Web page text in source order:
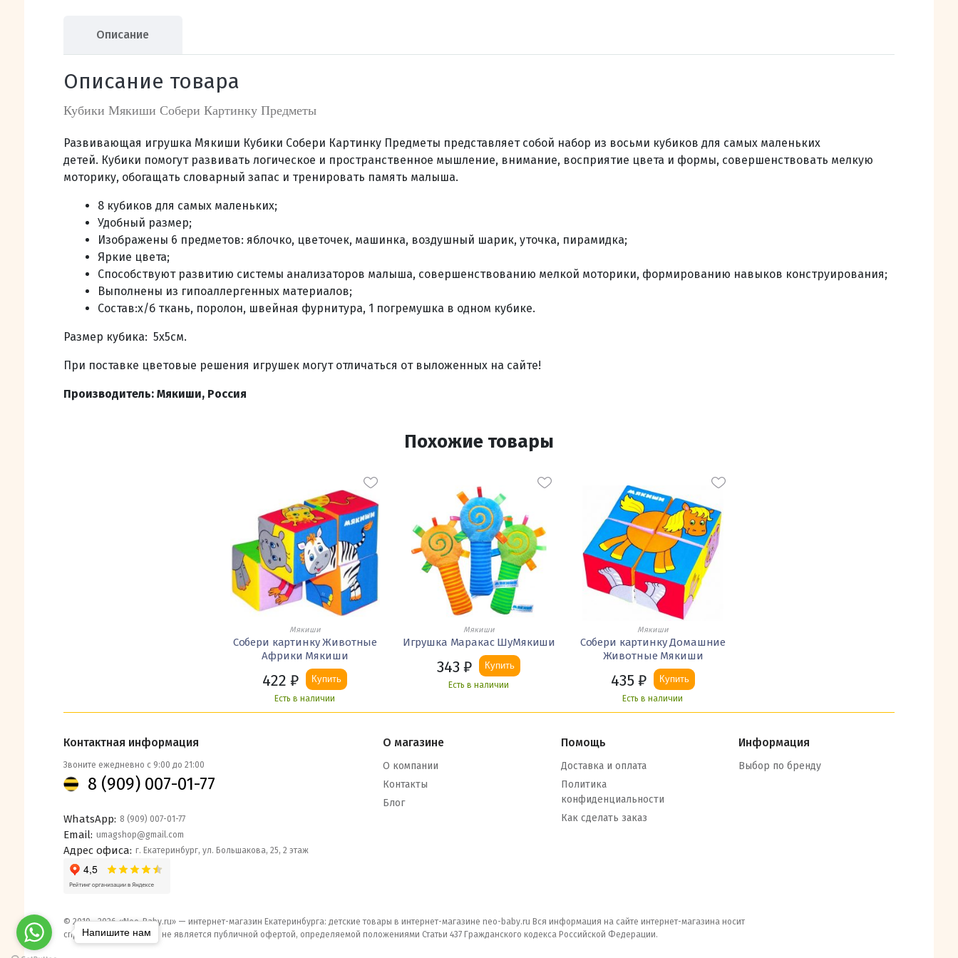
Описание
Описание товара
Кубики Мякиши Собери Картинку Предметы
Развивающая игрушка Мякиши Кубики Собери Картинку Предметы представляет собой набор из восьми кубиков для самых маленьких
детей. Кубики помогут развивать логическое и пространственное мышление, внимание, восприятие цвета и формы, совершенствовать мелкую
моторику, обогащать словарный запас и тренировать память малыша.
8 кубиков для самых маленьких;
Удобный размер;
Изображены 6 предметов: яблочко, цветочек, машинка, воздушный шарик, уточка, пирамидка;
Яркие цвета;
Способствуют развитию системы анализаторов малыша, совершенствованию мелкой моторики, формированию навыков конструирования;
Выполнены из гипоаллергенных материалов;
Состав:х/б ткань, поролон, швейная фурнитура, 1 погремушка в одном кубике.
Размер кубика: 5х5см.
При поставке цветовые решения игрушек могут отличаться от выложенных на сайте!
Производитель: Мякиши, Россия
Похожие товары
Мякиши
Собери картинку Животные
Африки Мякиши
422 ₽ Купить
Есть в наличии
Мякиши
Игрушка Маракас ШуМякиши
343 ₽ Купить
Есть в наличии
Мякиши
Собери картинку Домашние
Животные Мякиши
435₽ Купить
Есть в наличии
Контактная информация
Звоните ежедневно с 9:00 до 21:00
8 (909) 007-01-77
WhatsApp: 8 (909) 007-01-77
Email: umagshop@gmail.com
Адрес офиса: г. Екатеринбург, ул. Большакова, 25, 2 этаж
О магазине
О компании
Контакты
Блог
Помощь
Доставка и оплата
Политика
конфиденциальности
Как сделать заказ
Информация
Выбор по бренду
© 2010– 2026 «Neo-Baby.ru» — интернет-магазин Екатеринбурга: детские товары в интернет-магазине neo-baby.ru Вся информация на сайте интернет-магазина носит
справочный характер и не является публичной офертой, определяемой положениями Статьи 437 Гражданского кодекса Российской Федерации.
Напишите нам